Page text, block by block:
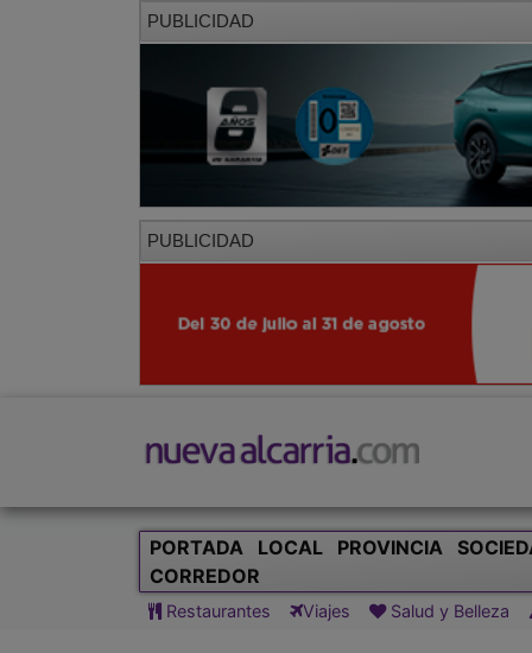
PUBLICIDAD
PUBLICIDAD
PORTADA LOCAL PROVINCIA
CORREDOR
Restaurantes Viajes Salud y Belleza